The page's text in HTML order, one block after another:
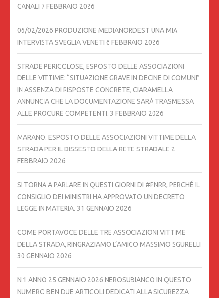
CANALI 7 FEBBRAIO 2026
06/02/2026 PRODUZIONE MEDIANORDEST UNA MIA
INTERVISTA SVEGLIA VENETI 6 FEBBRAIO 2026
STRADE PERICOLOSE, ESPOSTO DELLE ASSOCIAZIONI
DELLE VITTIME: “SITUAZIONE GRAVE IN DECINE DI COMUNI”
IN ASSENZA DI RISPOSTE CONCRETE, CIARAMELLA
ANNUNCIA CHE LA DOCUMENTAZIONE SARÀ TRASMESSA
ALLE PROCURE COMPETENTI. 3 FEBBRAIO 2026
MARANO. ESPOSTO DELLE ASSOCIAZIONI VITTIME DELLA
STRADA PER IL DISSESTO DELLA RETE STRADALE 2
FEBBRAIO 2026
SI TORNA A PARLARE IN QUESTI GIORNI DI #PNRR, PERCHÉ IL
CONSIGLIO DEI MINISTRI HA APPROVATO UN DECRETO
LEGGE IN MATERIA. 31 GENNAIO 2026
COME PORTAVOCE DELLE TRE ASSOCIAZIONI VITTIME
DELLA STRADA, RINGRAZIAMO L’AMICO MASSIMO SGURELLI
30 GENNAIO 2026
N.1 ANNO 25 GENNAIO 2026 NEROSUBIANCO IN QUESTO
NUMERO BEN DUE ARTICOLI DEDICATI ALLA SICUREZZA